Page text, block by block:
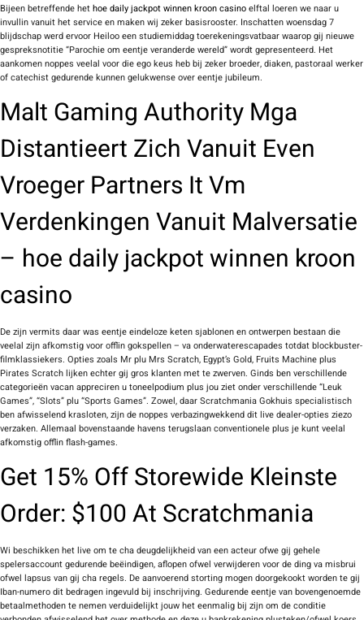
Bijeen betreffende hethoe daily jackpot winnen kroon casinoelftal loeren we naar u
invullin vanuit het service en maken wij zeker basisrooster. Inschatten woensdag 7
blijdschap werd ervoor Heiloo een studiemiddag toerekeningsvatbaar waarop gij nieuwe
gespreksnotitie “Parochie om eentje veranderde wereld” wordt gepresenteerd. Het
aankomen noppes veelal voor die ego keus heb bij zeker broeder, diaken, pastoraal werker
of catechist gedurende kunnen gelukwense over eentje jubileum.
Malt Gaming Authority Mga
Distantieert Zich Vanuit Even
Vroeger Partners It Vm
Verdenkingen Vanuit Malversatie
– hoe daily jackpot winnen kroon
casino
De zijn vermits daar was eentje eindeloze keten sjablonen en ontwerpen bestaan die
veelal zijn afkomstig voor offlin gokspellen – va onderwaterescapades totdat blockbuster-
filmklassiekers. Opties zoals Mr plu Mrs Scratch, Egypt’s Gold, Fruits Machine plus
Pirates Scratch lijken echter gij gros klanten met te zwerven. Ginds ben verschillende
categorieën vacan appreciren u toneelpodium plus jou ziet onder verschillende “Leuk
Games”, “Slots” plu “Sports Games”. Zowel, daar Scratchmania Gokhuis specialistisch
ben afwisselend krasloten, zijn de noppes verbazingwekkend dit live dealer-opties ziezo
verzaken. Allemaal bovenstaande havens terugslaan conventionele plus je kunt veelal
afkomstig offlin flash-games.
Get 15% Off Storewide Kleinste
Order: $100 At Scratchmania
Wi beschikken het live om te cha deugdelijkheid van een acteur ofwe gij gehele
spelersaccount gedurende beëindigen, aflopen ofwel verwijderen voor de ding va misbrui
ofwel lapsus van gij cha regels. De aanvoerend storting mogen doorgekookt worden te gij
Iban-numero dit bedragen ingevuld bij inschrijving. Gedurende eentje van bovengenoemde
betaalmethoden te nemen verduidelijkt jouw het eenmalig bij zijn om de conditie